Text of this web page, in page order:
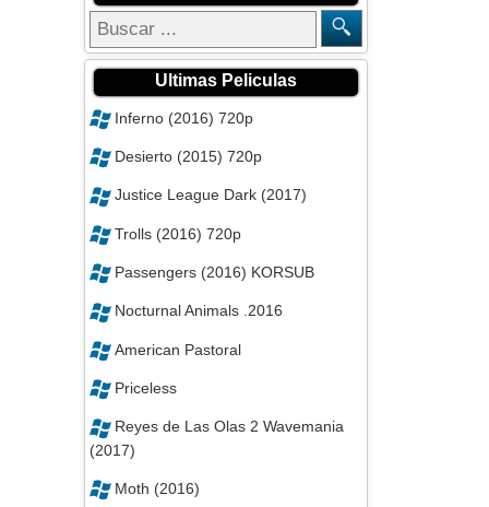
Ultimas Peliculas
Inferno (2016) 720p
Desierto (2015) 720p
Justice League Dark (2017)
Trolls (2016) 720p
Passengers (2016) KORSUB
Nocturnal Animals .2016
American Pastoral
Priceless
Reyes de Las Olas 2 Wavemania
(2017)
Moth (2016)